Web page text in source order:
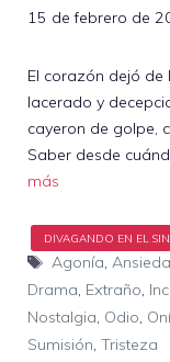
15 de febrero de
El corazón dejó de
lacerado y
cayeron de golpe,
Saber desde
más
Etiquetas
Agonía
Drama Extraño
Nostalgia Odio
Sumisión Tristeza